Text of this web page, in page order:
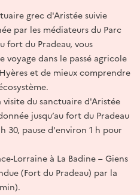
grec d'Aristée suivie
par les médiateurs du Parc
fort du Pradeau, vous
dans le passé agricole
et de mieux comprendre
visite du sanctuaire d'Aristée
jusqu’au fort du Pradeau
30, pause d'environ 1 h pour
Lorraine à La Badine – Giens
(Fort du Pradeau) par la